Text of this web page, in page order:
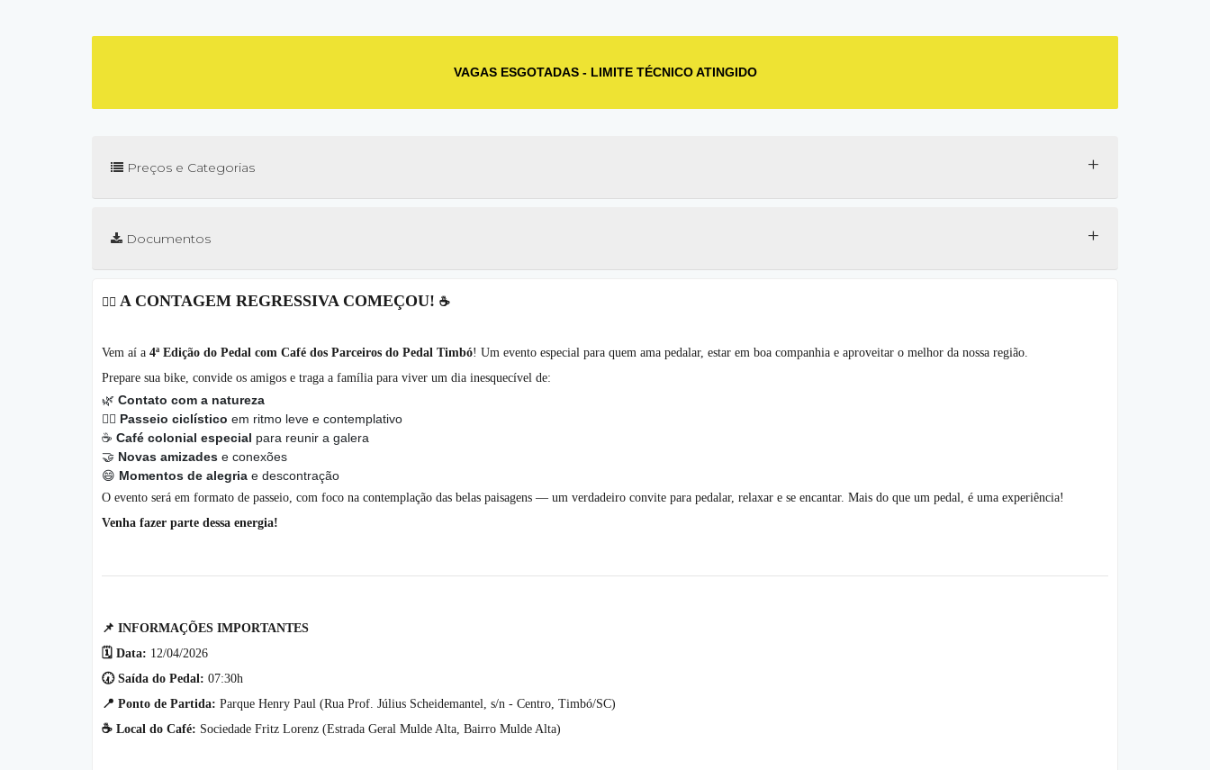
VAGAS ESGOTADAS - LIMITE TÉCNICO ATINGIDO
Preços e Categorias +
Documentos +
🚴‍♂️ A CONTAGEM REGRESSIVA COMEÇOU! ☕
Vem aí a 4ª Edição do Pedal com Café dos Parceiros do Pedal Timbó! Um evento especial para quem ama pedalar, estar em boa companhia e aproveitar o melhor da nossa região.
Prepare sua bike, convide os amigos e traga a família para viver um dia inesquecível de:
🌿 Contato com a natureza
🚴‍♂️ Passeio ciclístico em ritmo leve e contemplativo
☕ Café colonial especial para reunir a galera
🤝 Novas amizades e conexões
😄 Momentos de alegria e descontração
O evento será em formato de passeio, com foco na contemplação das belas paisagens — um verdadeiro convite para pedalar, relaxar e se encantar. Mais do que um pedal, é uma experiência!
Venha fazer parte dessa energia!
📌 INFORMAÇÕES IMPORTANTES
🗓️ Data: 12/04/2026
🕢Saída do Pedal: 07:30h
📍 Ponto de Partida: Parque Henry Paul (Rua Prof. Július Scheidemantel, s/n - Centro, Timbó/SC)
☕ Local do Café: Sociedade Fritz Lorenz (Estrada Geral Mulde Alta, Bairro Mulde Alta)